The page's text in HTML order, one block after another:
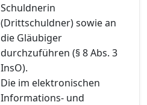
Schuldnerin
(Drittschuldner) sowie an
die Gläubiger
durchzuführen (§ 8 Abs. 3
InsO).
Die im elektronischen
Informations- und